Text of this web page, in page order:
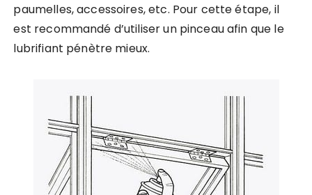
paumelles, accessoires, etc. Pour cette étape, il
est recommandé d’utiliser un pinceau afin que le
lubrifiant pénètre mieux.